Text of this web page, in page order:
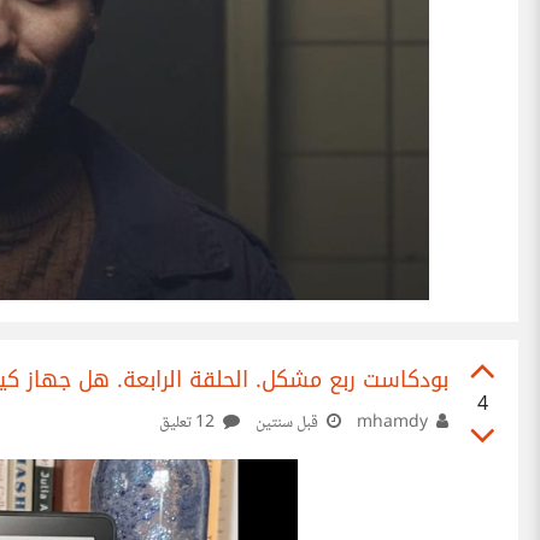
4
بودكاست ربع مشكل. الحلقة الرابعة. هل جهاز
قبل سنتين